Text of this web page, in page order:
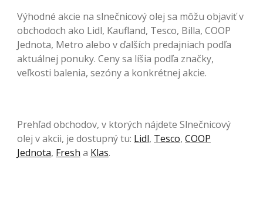
Výhodné akcie na slnečnicový olej sa môžu objaviť v
obchodoch ako Lidl, Kaufland, Tesco, Billa, COOP
Jednota, Metro alebo v ďalších predajniach podľa
aktuálnej ponuky. Ceny sa líšia podľa značky,
veľkosti balenia, sezóny a konkrétnej akcie.
Prehľad obchodov, v ktorých nájdete Slnečnicový
olej v akcii, je dostupný tu: Lidl, Tesco, COOP
Jednota, Fresh a Klas.